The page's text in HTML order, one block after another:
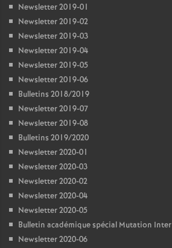
Newsletter 2019-01
Newsletter 2019-02
Newsletter 2019-03
Newsletter 2019-04
Newsletter 2019-05
Newsletter 2019-06
Bulletins 2018/2019
Newsletter 2019-07
Newsletter 2019-08
Bulletins 2019/2020
Newsletter 2020-01
Newsletter 2020-03
Newsletter 2020-02
Newsletter 2020-04
Newsletter 2020-05
Bulletin académique spécial Mutation Inter
Newsletter 2020-06